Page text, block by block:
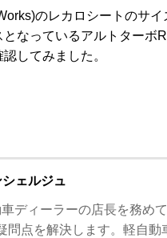
のレカロシートのサイ
なっているアルトターボ
してみました。
シェルジュ
ディーラーの店長を務め
問点を解決します。軽自